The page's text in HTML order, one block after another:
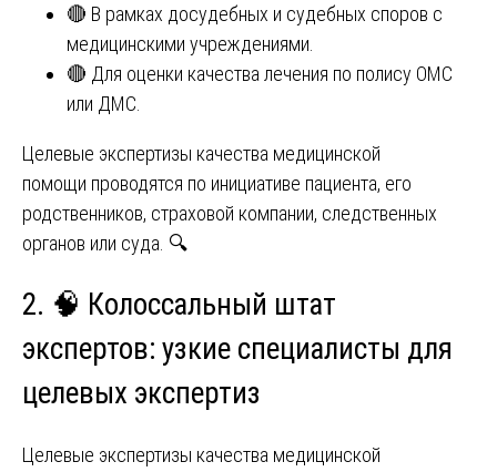
🔴 В рамках досудебных и судебных споров с
медицинскими учреждениями.
🔴 Для оценки качества лечения по полису ОМС
или ДМС.
Целевые экспертизы качества медицинской
помощи проводятся по инициативе пациента, его
родственников, страховой компании, следственных
органов или суда. 🔍
2. 🧠 Колоссальный штат
экспертов: узкие специалисты для
целевых экспертиз
Целевые экспертизы качества медицинской